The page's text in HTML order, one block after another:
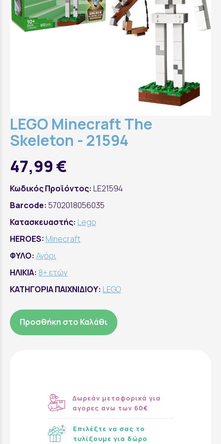
LEGO Minecraft The
Skeleton - 21594
47,99 €
Κωδικός Προϊόντος: LE21594
Barcode: 5702018056035
Κατασκευαστής: Lego
HEROES: Minecraft
ΦΥΛΟ: Αγόρι
ΗΛΙΚΙΑ: 8+ ετών
ΚΑΤΗΓΟΡΙΑ ΠΑΙΧΝΙΔΙΟΥ: LEGO
Προσθήκη στο Καλάθι
Δωρεάν μεταφορικά για
αγορες ανω των 60€
Επιλέξτε να σας το
τυλίξουμε για δώρο